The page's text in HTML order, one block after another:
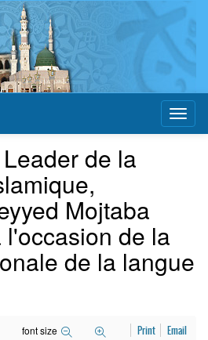
de la
Mojtaba
de la
de la langue
font size Print Email